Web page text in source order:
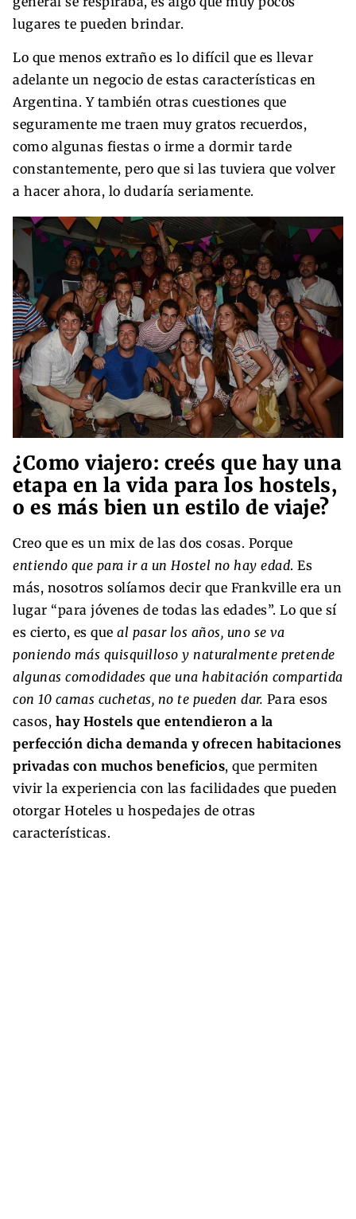
lugares te pueden brindar.
Lo que menos extraño es lo difícil que es llevar
adelante un negocio de estas características en
Argentina. Y también otras cuestiones que
seguramente me traen muy gratos recuerdos,
como algunas fiestas o irme a dormir tarde
constantemente, pero que si las tuviera que volver
a hacer ahora, lo dudaría seriamente.
¿Como viajero: creés que hay una
etapa en la vida para los hostels,
o es más bien un estilo de viaje?
Creo que es un mix de las dos cosas. Porque
entiendo que para ir a un Hostel no hay edad. Es
más, nosotros solíamos decir que Frankville era un
lugar “para jóvenes de todas las edades”. Lo que sí
es cierto, es que al pasar los años, uno se va
poniendo más quisquilloso y naturalmente pretende
algunas comodidades que una habitación compartida
con 10 camas cuchetas, no te pueden dar. Para esos
casos, hay Hostels que entendieron a la
perfección dicha demanda y ofrecen habitaciones
privadas con muchos beneficios, que permiten
vivir la experiencia con las facilidades que pueden
otorgar Hoteles u hospedajes de otras
características.